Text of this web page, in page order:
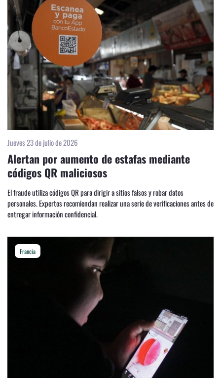
Jueves 23 de julio de 2026
Alertan por aumento de estafas mediante
códigos QR maliciosos
El fraude utiliza códigos QR para dirigir a sitios falsos y robar datos
personales. Expertos recomiendan realizar una serie de verificaciones antes de
entregar información confidencial.
Francia